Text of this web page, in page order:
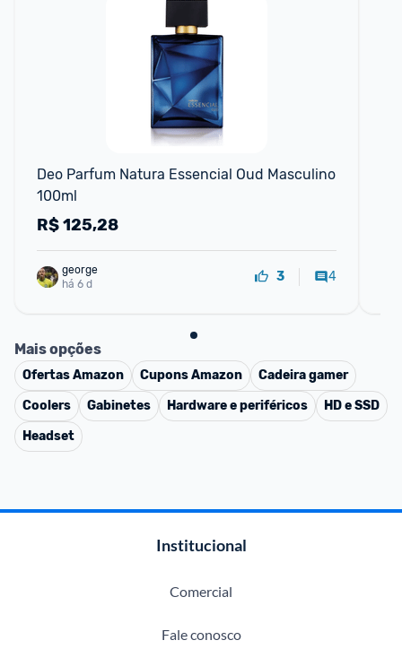
Deo Parfum Natura Essencial Oud Masculino
100ml
R$125,28
george
há 6 d
3 4
Mais opções
OfertasAmazon CuponsAmazon
Cadeira gamer
Coolers
Gabinetes Hardware e periféricos
HD e SSD
Headset
Institucional
Comercial
Fale conosco